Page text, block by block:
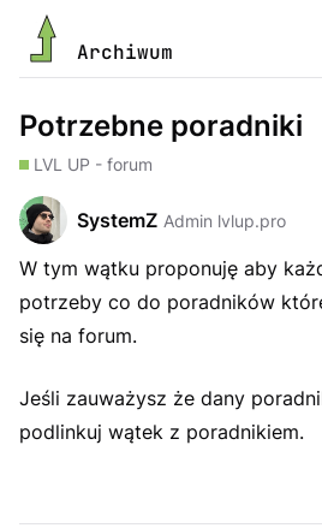
Archiwum
Potrzebne poradniki
LVL UP - forum
SystemZ Admin lvlup.pro
W tym wątku proponuję aby
potrzeby co do poradników
się na forum.
Jeśli zauważysz że dany
podlinkuj wątek z poradnikiem.